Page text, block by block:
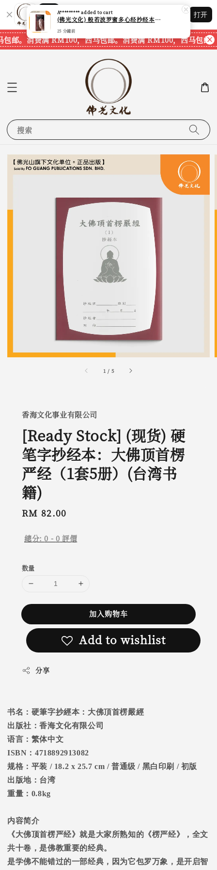
Shopping: 追踪您的订单
您信赖的商店
打开
邮。 消费满 RM100，西马包邮。消费满 RM100，西马包邮。
搜索
1 / 5
香海文化事业有限公司
[Ready Stock] (现货) 硬
笔字抄经本：大佛顶首楞
严经（1套5册）(台湾书
籍)
Regular
RM 82.00
總分:0 - 0 評價
数量
加入购物车
Add to wishlist
分享
书名：硬筆字抄經本：大佛頂首楞嚴經
出版社：香海文化有限公司
语言：繁体中文
ISBN ：4718892913082
规格：平装 / 18.2 x 25.7 cm / 普通级 / 黑白印刷 / 初版
出版地：台湾
重量： 0.8kg
内容简介
《大佛顶首楞严经》就是大家所熟知的《楞严经》，全文
共十卷，是佛教重要的经典。
是学佛不能错过的一部经典，因为它包罗万象，是开启智
A*********added to cart
(佛光文化) 般若波罗蜜多心经抄经本 Prajna Paramita Heart Sutra (30pcs/pack) 现货速发
25 分鐘前